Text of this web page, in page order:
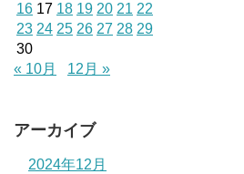
16 17 18 19 20 21 22
23 24 25 26 27 28 29
30
« 10月
12月 »
アーカイブ
2024年12月